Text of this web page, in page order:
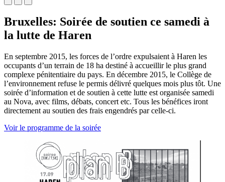
Bruxelles: Soirée de soutien ce samedi à
la lutte de Haren
En septembre 2015, les forces de l’ordre expulsaient à Haren les
occupants d’un terrain de 18 ha destiné à accueillir le plus grand
complexe pénitentiaire du pays. En décembre 2015, le Collège de
l’environnement refuse le permis délivré quelques mois plus tôt. Une
soirée d’information et de soutien à cette lutte est organisée samedi
au Nova, avec films, débats, concert etc. Tous les bénéfices iront
directement au soutien des frais engendrés par celle-ci.
Voir le programme de la soirée